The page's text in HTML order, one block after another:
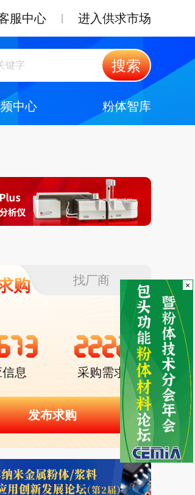
服中心 进入供求市场
搜索
中心 粉体智库
购 找厂商
息
2222
采购需求
发布求购
×